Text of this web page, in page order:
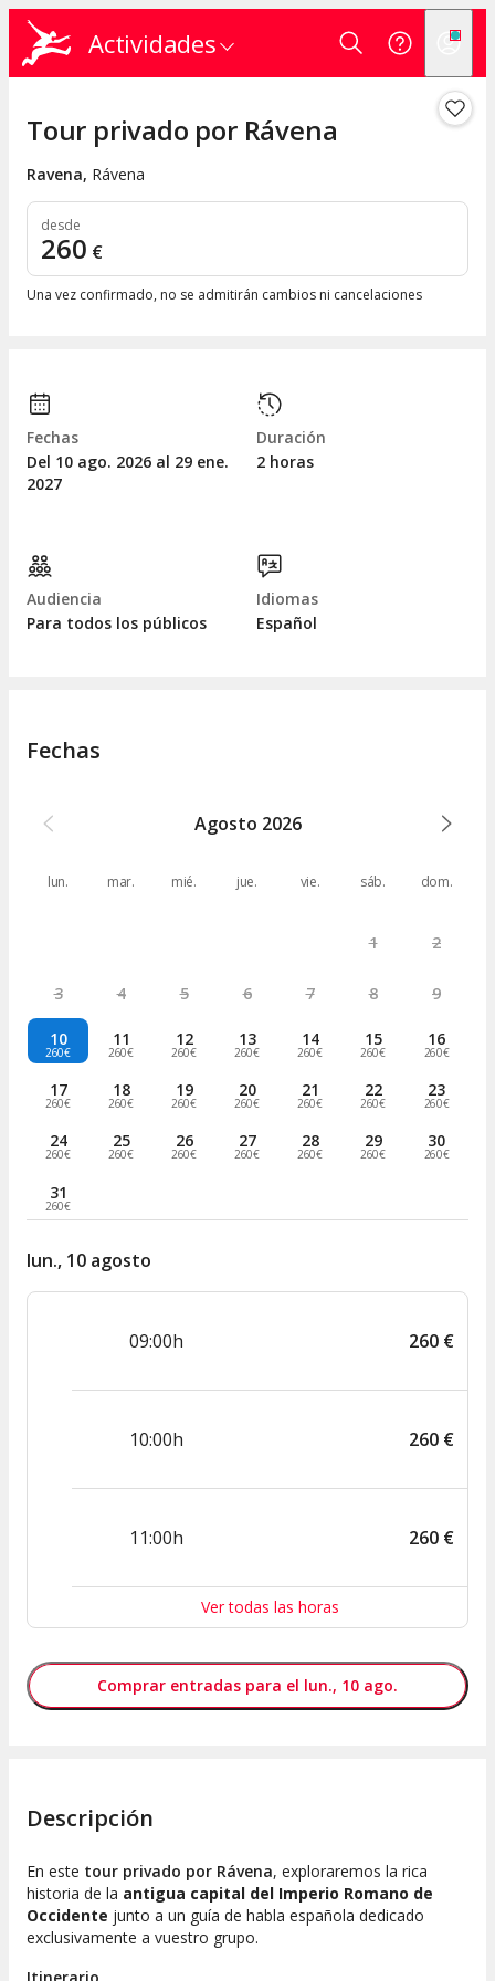
Actividades
Tour privado por Rávena
Ravena, Rávena
desde
260 €
Una vez confirmado, no se admitirán cambios ni cancelaciones
Fechas
Del 10 ago. 2026 al 29 ene.
2027
Duración
2 horas
Audiencia
Para todos los públicos
Idiomas
Español
Fechas
Agosto 2026
lun. mar. mié. jue. vie. sáb. dom.
1 2
3 4 5 6 7 8 9
10
260€
11
260€
12
260€
13
260€
14
260€
15
260€
16
260€
17
260€
18
260€
19
260€
20
260€
21
260€
22
260€
23
260€
24
260€
25
260€
26
260€
27
260€
28
260€
29
260€
30
260€
31
260€
lun., 10 agosto
09:00h 260 €
10:00h 260 €
11:00h 260 €
Ver todas las horas
Comprar entradas para el lun., 10 ago.
Descripción
En este tour privado por Rávena, exploraremos la rica
historia de la antigua capital del Imperio Romano de
Occidente junto a un guía de habla española dedicado
exclusivamente a vuestro grupo.